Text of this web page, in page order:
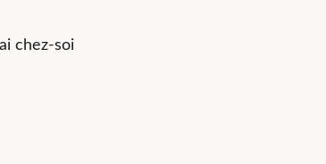
chez-soi